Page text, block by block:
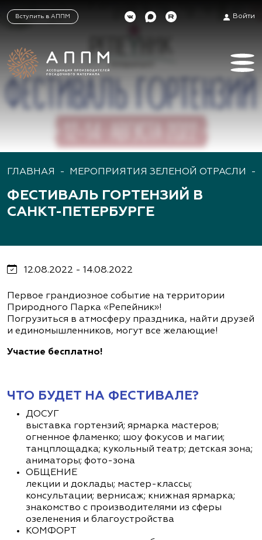
Вступить в АППМ Войти
ГЛАВНАЯ - МЕРОПРИЯТИЯ ЗЕЛЕНОЙ ОТРАСЛИ -
ФЕСТИВАЛЬ ГОРТЕНЗИЙ ‌В
САНКТ-ПЕТЕРБУРГЕ
12.08.2022 - 14.08.2022
Первое грандиозное событие ‌‌на территории
‌Природного Парка «Репейник»!‌
‌Погрузиться в атмосферу праздника, ‌найти друзей
и единомышленников, могут все желающие!
Участие бесплатно!
ЧТО БУДЕТ НА ФЕСТИВАЛЕ?
ДОСУГ
выставка гортензий; ярмарка мастеров;
огненное фламенко; шоу фокусов и магии;
танцплощадка; кукольный театр; детская зона;
аниматоры; фото-зона
ОБЩЕНИЕ
лекции и доклады; мастер-классы;
консультации; вернисаж; книжная ярмарка;
знакомство с производителями из сферы
озеленения и благоустройства
КОМФОРТ